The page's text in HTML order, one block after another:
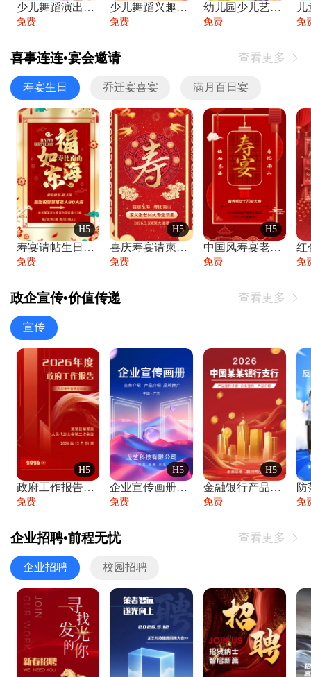
少儿舞蹈演出舞蹈比赛跳舞大赛文艺汇演活动
免费
少儿舞蹈兴趣班艺术培训学校招生宣传
免费
幼儿园少儿艺术展览绘画展摄影作品展美术展
免费 免
喜事连连•宴会邀请 查看更多 
寿宴生日 乔迁宴喜宴 满月百日宴
H5
寿宴请帖生日宴邀请函老人寿星生日快乐祝寿
免费
H5
喜庆寿宴请柬老人生日宴会邀请函请柬过大寿
免费
H5
中国风寿宴老人生日宴会邀请函寿宴请帖请柬
免费 免
政企宣传•价值传递 查看更多 
宣传
H5
政府工作报告政府年终工作总结
免费
H5
企业宣传画册公司简介产品介绍业务宣传手册
免费
H5
金融银行产品宣传手册企业宣传产品介绍
免费
防
免
企业招聘•前程无忧 查看更多 
企业招聘 校园招聘